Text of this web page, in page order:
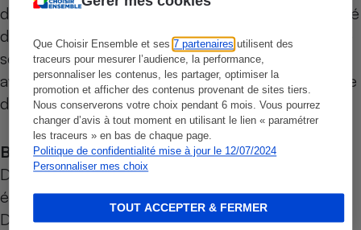
Que Choisir Ensemble et ses7 partenaires utilisent des
traceurs pour mesurer l’audience, la performance,
personnaliser les contenus, les partager, optimiser la
promotion et afficher des contenus provenant de sites tiers.
Nous conserverons votre choix pendant 6 mois. Vous pourrez
changer d’avis à tout moment en utilisant le lien « paramétrer
les traceurs » en bas de chaque page.
Politique de confidentialité mise à jour le 12/07/2024
Personnaliser mes choix
TOUT ACCEPTER & FERMER
disponibles. Pour le nettoyage, ce four est équipé
d’un mode pyrolyse. L’équipement fourni en série
se compose de deux grilles, d’un plat profond
avec deux demi-grilles amovibles et d’un système
de rails télescopiques (un niveau).
Bon à savoir :commercialisé chez Boulanger,
Darty ou Ubaldi, le DOP7568G Gris Inox est
également commercialisé en blanc (référence
DOP7568W) et en noir et Inox (référence